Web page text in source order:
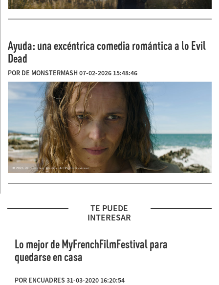
Ayuda: una excéntrica comedia romántica a lo Evil
Dead
POR DE MONSTERMASH 07-02-2026 15:48:46
TE PUEDE
INTERESAR
Lo mejor de MyFrenchFilmFestival para
quedarse en casa
POR ENCUADRES 31-03-2020 16:20:54